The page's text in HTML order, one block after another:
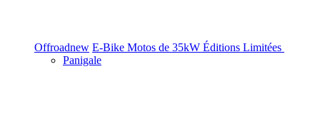
Offroadnew E-Bike Motos de 35kW Éditions Limitées
Panigale